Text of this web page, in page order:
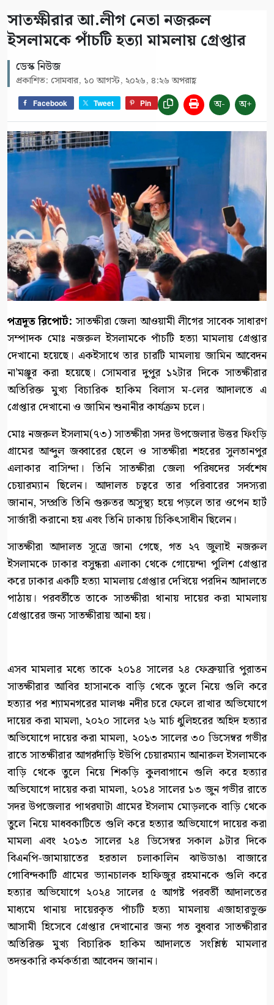
সাতক্ষীরার আ.লীগ নেতা নজরুল
ইসলামকে পাঁচটি হত্যা মামলায় গ্রেপ্তার
ডেস্ক নিউজ
প্রকাশিত: সোমবার, ১০ আগস্ট, ২০২৬, ৪:২৬ অপরাহ্ণ
Facebook Tweet Pin অ- অ+
পত্রদূত রিপোর্ট: সাতক্ষীরা জেলা আওয়ামী লীগের সাবেক সাধারণ
সম্পাদক মোঃ নজরুল ইসলামকে পাঁচটি হত্যা মামলায় গ্রেপ্তার
দেখানো হয়েছে। একইসাথে তার চারটি মামলায় জামিন আবেদন
না’মঞ্জুর করা হয়েছে। সোমবার দুপুর ১২টার দিকে সাতক্ষীরার
অতিরিক্ত মুখ্য বিচারিক হাকিম বিলাস ম-লের আদালতে এ
গ্রেপ্তার দেখানো ও জামিন শুনানীর কার্যক্রম চলে।
মোঃ নজরুল ইসলাম(৭৩) সাতক্ষীরা সদর উপজেলার উত্তর ফিংড়ি
গ্রামের আব্দুল জব্বারের ছেলে ও সাতক্ষীরা শহরের সুলতানপুর
এলাকার বাসিন্দা। তিনি সাতক্ষীরা জেলা পরিষদের সর্বশেষ
চেয়ারম্যান ছিলেন। আদালত চত্বরে তার পরিবারের সদস্যরা
জানান, সম্প্রতি তিনি গুরুতর অসুস্থ্য হয়ে পড়লে তার ওপেন হার্ট
সার্জারী করানো হয় এবং তিনি ঢাকায় চিকিৎসাধীন ছিলেন।
সাতক্ষীরা আদালত সূত্রে জানা গেছে, গত ২৭ জুলাই নজরুল
ইসলামকে ঢাকার বসুন্ধরা এলাকা থেকে গোয়েন্দা পুলিশ গ্রেপ্তার
করে ঢাকার একটি হত্যা মামলায় গ্রেপ্তার দেখিয়ে পরদিন আদালতে
পাঠায়। পরবর্তীতে তাকে সাতক্ষীরা থানায় দায়ের করা মামলায়
গ্রেপ্তারের জন্য সাতক্ষীরায় আনা হয়।
এসব মামলার মধ্যে তাকে ২০১৪ সালের ২৪ ফেব্রুয়ারি পুরাতন
সাতক্ষীরার আবির হাসানকে বাড়ি থেকে তুলে নিয়ে গুলি করে
হত্যার পর শ্যামনগরের মালঞ্চ নদীর চরে ফেলে রাখার অভিযোগে
দায়ের করা মামলা, ২০২০ সালের ২৬ মার্চ ধুলিহরের অহিদ হত্যার
অভিযোগে দায়ের করা মামলা, ২০১৩ সালের ৩০ ডিসেম্বর গভীর
রাতে সাতক্ষীরার আগরদাঁড়ি ইউপি চেয়ারম্যান আনারুল ইসলামকে
বাড়ি থেকে তুলে নিয়ে শিকড়ি কুলবাগানে গুলি করে হত্যার
অভিযোগে দায়ের করা মামলা, ২০১৪ সালের ১৩ জুন গভীর রাতে
সদর উপজেলার পাথরঘাটা গ্রামের ইসলাম মোড়লকে বাড়ি থেকে
তুলে নিয়ে মাধবকাটিতে গুলি করে হত্যার অভিযোগে দায়ের করা
মামলা এবং ২০১৩ সালের ২৪ ডিসেম্বর সকাল ৯টার দিকে
বিএনপি-জামায়াতের হরতাল চলাকালিন ঝাউডাঙা বাজারে
গোবিন্দকাটি গ্রামের ভ্যানচালক হাফিজুর রহমানকে গুলি করে
হত্যার অভিযোগে ২০২৪ সালের ৫ আগষ্ট পরবর্তী আদালতের
মাধ্যমে থানায় দায়েরকৃত পাঁচটি হত্যা মামলায় এজাহারভুক্ত
আসামী হিসেবে গ্রেপ্তার দেখানোর জন্য গত বুধবার সাতক্ষীরার
অতিরিক্ত মুখ্য বিচারিক হাকিম আদালতে সংশ্লিষ্ঠ মামলার
তদন্তকারি কর্মকর্তারা আবেদন জানান।